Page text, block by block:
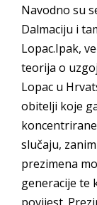
Navodno su
Dalmaciju i
Lopac.Ipak,
teorija o
Lopac u
obitelji koje
slučaju,
prezimena
generacije te